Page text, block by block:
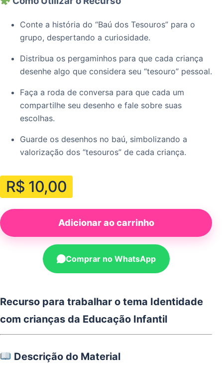
Conte a história do “Baú dos Tesouros” para o
grupo, despertando a curiosidade.
Distribua os pergaminhos para que cada criança
desenhe algo que considera seu “tesouro” pessoal.
Faça a roda de conversa para que cada um
compartilhe seu desenho e fale sobre suas
escolhas.
Guarde os desenhos no baú, simbolizando a
valorização dos “tesouros” de cada criança.
R$ 10,00
Adicionar ao carrinho
Comprar no WhatsApp
Recurso para trabalhar o tema Identidade
com crianças da Educação Infantil
Descrição do Material